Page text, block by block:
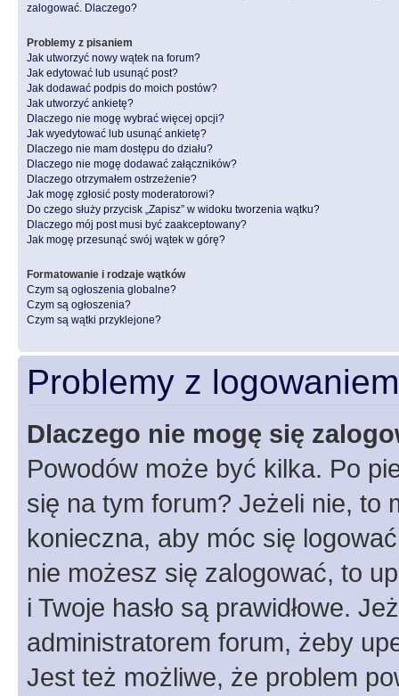
zalogować. Dlaczego?
Problemy z pisaniem
Jak utworzyć nowy wątek na forum?
Jak edytować lub usunąć post?
Jak dodawać podpis do moich postów?
Jak utworzyć ankietę?
Dlaczego nie mogę wybrać więcej opcji?
Jak wyedytować lub usunąć ankietę?
Dlaczego nie mam dostępu do działu?
Dlaczego nie mogę dodawać załączników?
Dlaczego otrzymałem ostrzeżenie?
Jak mogę zgłosić posty moderatorowi?
Do czego służy przycisk „Zapisz” w widoku tworzenia wątku?
Dlaczego mój post musi być zaakceptowany?
Jak mogę przesunąć swój wątek w górę?
Formatowanie i rodzaje wątków
Czym są ogłoszenia globalne?
Czym są ogłoszenia?
Czym są wątki przyklejone?
Problemy z
Dlaczego nie mogę się
Powodów może być kilka. Po
się na tym forum? Jeżeli nie, to
konieczna, aby móc się
nie możesz się zalogować, to
i Twoje hasło są prawidłowe.
administratorem forum, żeby
Jest też możliwe, że problem